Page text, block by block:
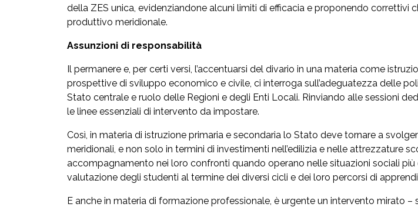
della ZES unica, evidenziandone alcuni limiti di efficacia e proponendo
produttivo meridionale.
Assunzioni di responsabilità
Il permanere e, per certi versi, l’accentuarsi del divario in una materia come
prospettive di sviluppo economico e civile, ci interroga sull’adeguatezza delle
Stato centrale e ruolo delle Regioni e degli Enti Locali. Rinviando alle sessioni
le linee essenziali di intervento da impostare.
Così, in materia di istruzione primaria e secondaria lo Stato deve tornare a
meridionali, e non solo in termini di investimenti nell’edilizia e nelle attrezzature
accompagnamento nei loro confronti quando operano nelle situazioni sociali
valutazione degli studenti al termine dei diversi cicli e dei loro percorsi di
E anche in materia di formazione professionale, è urgente un intervento mirato